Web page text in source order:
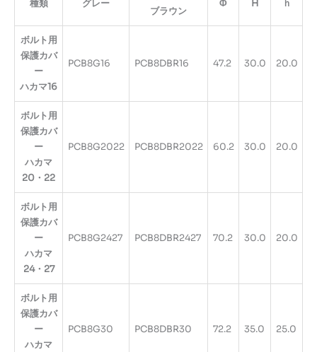
種類 グレー
ブラウン
Φ H ｈ
ボルト用
保護カバ
ー
ハカマ16
PCB8G16 PCB8DBR16 47.2 30.0 20.0
ボルト用
保護カバ
ー
ハカマ
20・22
PCB8G2022 PCB8DBR2022 60.2 30.0 20.0
ボルト用
保護カバ
ー
ハカマ
24・27
PCB8G2427 PCB8DBR2427 70.2 30.0 20.0
ボルト用
保護カバ
ー
ハカマ
PCB8G30 PCB8DBR30 72.2 35.0 25.0